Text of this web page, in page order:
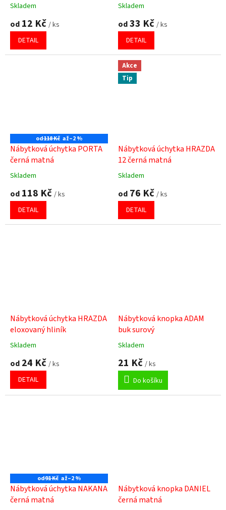
Průměrné
produktu
5,0
z
Skladem
od 12 Kč / ks
DETAIL
Průměrné
produktu
5,0
z
hvězdiček.
Skladem
od33 Kč / ks
DETAIL
od118 Kč až–2 %
Nábytková úchytka PORTA
černá matná
Průměrné
produktu
5,0
z
Skladem
od 118 Kč / ks
DETAIL
Akce
Tip
Nábytková úchytka HRAZDA
12 černá matná
Průměrné
produktu
4,8
z
Skladem
od 76 Kč / ks
DETAIL
Nábytková úchytka HRAZDA
eloxovaný hliník
Průměrné
produktu
5,0
z
Skladem
od 24 Kč / ks
DETAIL
Nábytková knopka ADAM
buk surový
Průměrné
hodnocení
produktu
5,0
z
Skladem
21 Kč / ks
Do košíku
od91 Kč až–2 %
Nábytková úchytka NAKANA
černá matná
Nábytková knopka DANIEL
černá matná